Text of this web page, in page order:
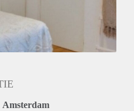
Amsterdam